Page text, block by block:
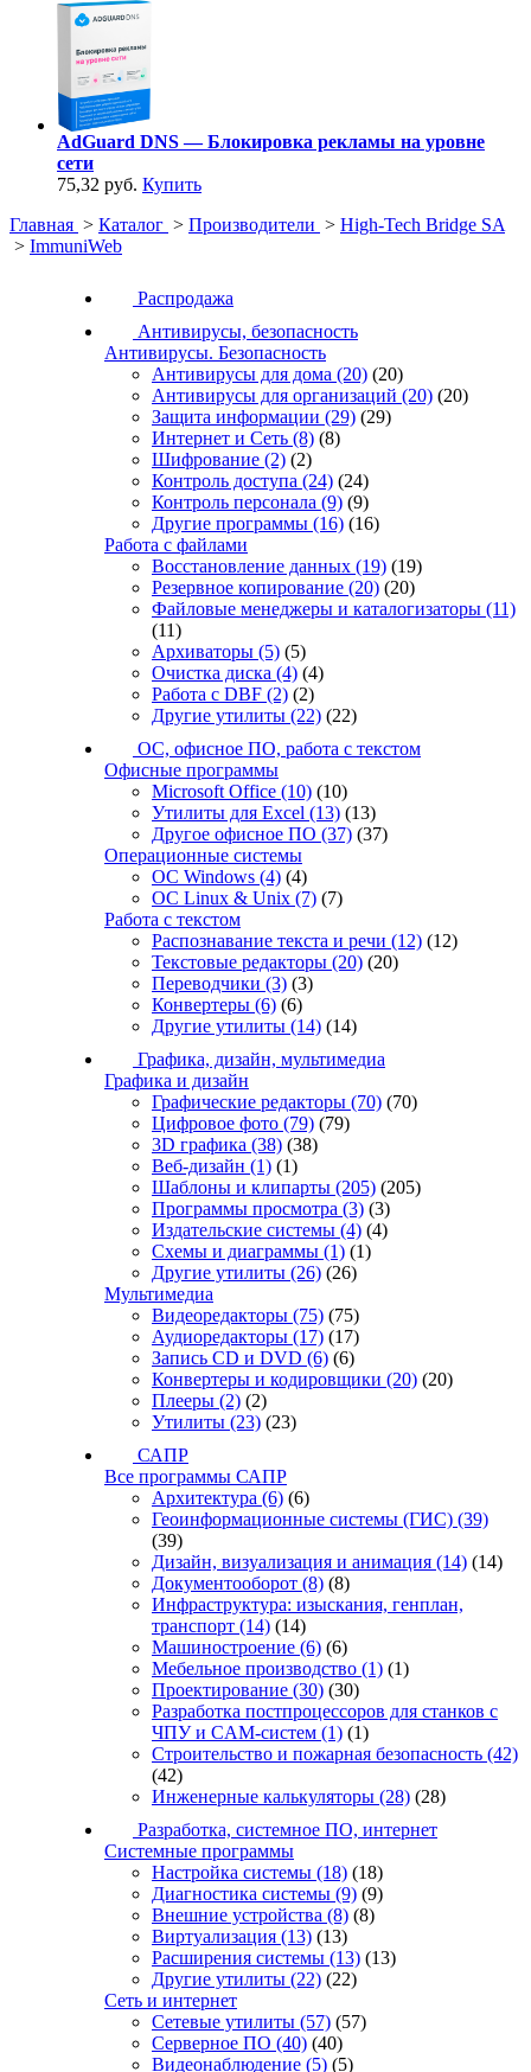
AdGuard DNS — Блокировка рекламы на уровне
сети
75,32 руб. Купить
Главная > Каталог > Производители > High-Tech Bridge SA
> ImmuniWeb
Распродажа
Антивирусы, безопасность
Антивирусы. Безопасность
Антивирусы для дома (20) (20)
Антивирусы для организаций (20) (20)
Защита информации (29) (29)
Интернет и Сеть (8) (8)
Шифрование (2) (2)
Контроль доступа (24) (24)
Контроль персонала (9) (9)
Другие программы (16) (16)
Работа с файлами
Восстановление данных (19) (19)
Резервное копирование (20) (20)
Файловые менеджеры и каталогизаторы (11)
(11)
Архиваторы (5) (5)
Очистка диска (4) (4)
Работа с DBF (2) (2)
Другие утилиты (22) (22)
ОС, офисное ПО, работа с текстом
Офисные программы
Microsoft Office (10) (10)
Утилиты для Excel (13) (13)
Другое офисное ПО (37) (37)
Операционные системы
ОС Windows (4) (4)
ОС Linux & Unix (7) (7)
Работа с текстом
Распознавание текста и речи (12) (12)
Текстовые редакторы (20) (20)
Переводчики (3) (3)
Конвертеры (6) (6)
Другие утилиты (14) (14)
Графика, дизайн, мультимедиа
Графика и дизайн
Графические редакторы (70) (70)
Цифровое фото (79) (79)
3D графика (38) (38)
Веб-дизайн (1) (1)
Шаблоны и клипарты (205) (205)
Программы просмотра (3) (3)
Издательские системы (4) (4)
Схемы и диаграммы (1) (1)
Другие утилиты (26) (26)
Мультимедиа
Видеоредакторы (75) (75)
Аудиоредакторы (17) (17)
Запись CD и DVD (6) (6)
Конвертеры и кодировщики (20) (20)
Плееры (2) (2)
Утилиты (23) (23)
САПР
Все программы САПР
Архитектура (6) (6)
Геоинформационные системы (ГИС) (39)
(39)
Дизайн, визуализация и анимация (14) (14)
Документооборот (8) (8)
Инфраструктура: изыскания, генплан,
транспорт (14) (14)
Машиностроение (6) (6)
Мебельное производство (1) (1)
Проектирование (30) (30)
Разработка постпроцессоров для станков с
ЧПУ и CAM-систем (1) (1)
Строительство и пожарная безопасность (42)
(42)
Инженерные калькуляторы (28) (28)
Разработка, системное ПО, интернет
Системные программы
Настройка системы (18) (18)
Диагностика системы (9) (9)
Внешние устройства (8) (8)
Виртуализация (13) (13)
Расширения системы (13) (13)
Другие утилиты (22) (22)
Сеть и интернет
Сетевые утилиты (57) (57)
Серверное ПО (40) (40)
Видеонаблюдение (5) (5)